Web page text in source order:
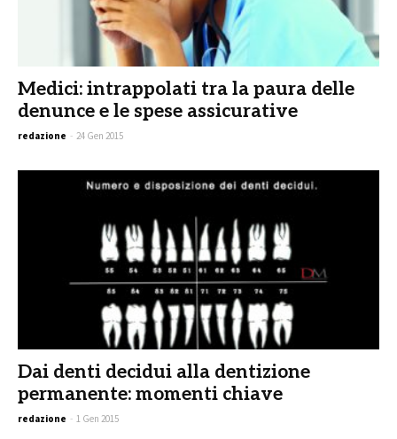
Medici: intrappolati tra la paura delle
denunce e le spese assicurative
redazione - 24 Gen 2015
Dai denti decidui alla dentizione
permanente: momenti chiave
redazione - 1 Gen 2015